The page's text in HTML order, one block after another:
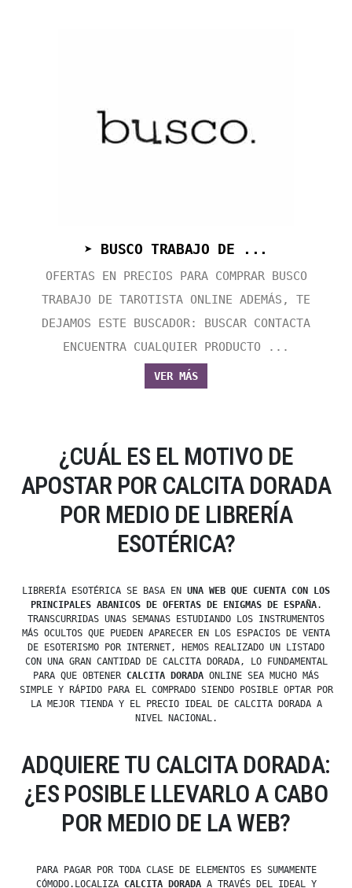
➤ BUSCO TRABAJO DE ...
OFERTAS EN PRECIOS PARA COMPRAR BUSCO
TRABAJO DE TAROTISTA ONLINE ADEMÁS, TE
DEJAMOS ESTE BUSCADOR: BUSCAR CONTACTA
ENCUENTRA CUALQUIER PRODUCTO ...
VER MÁS
¿CUÁL ES EL MOTIVO DE
APOSTAR POR CALCITA DORADA
POR MEDIO DE LIBRERÍA
ESOTÉRICA?
LIBRERÍA ESOTÉRICA SE BASA EN UNA WEB QUE CUENTA CON LOS
PRINCIPALES ABANICOS DE OFERTAS DE ENIGMAS DE ESPAÑA.
TRANSCURRIDAS UNAS SEMANAS ESTUDIANDO LOS INSTRUMENTOS
MÁS OCULTOS QUE PUEDEN APARECER EN LOS ESPACIOS DE VENTA
DE ESOTERISMO POR INTERNET, HEMOS REALIZADO UN LISTADO
CON UNA GRAN CANTIDAD DE CALCITA DORADA, LO FUNDAMENTAL
PARA QUE OBTENER CALCITA DORADA ONLINE SEA MUCHO MÁS
SIMPLE Y RÁPIDO PARA EL COMPRADO SIENDO POSIBLE OPTAR POR
LA MEJOR TIENDA Y EL PRECIO IDEAL DE CALCITA DORADA A
NIVEL NACIONAL.
ADQUIERE TU CALCITA DORADA:
¿ES POSIBLE LLEVARLO A CABO
POR MEDIO DE LA WEB?
PARA PAGAR POR TODA CLASE DE ELEMENTOS ES SUMAMENTE
CÓMODO.LOCALIZA CALCITA DORADAA TRAVÉS DEL IDEAL Y